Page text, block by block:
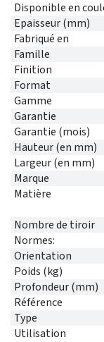
Disponible en
Epaisseur (mm)
Fabriqué en
Famille
Finition
Format
Gamme
Garantie
Garantie (mois)
Hauteur (en mm)
Largeur (en mm)
Marque
Matière
Nombre de tiroir
Normes:
Orientation
Poids (kg)
Profondeur (mm)
Référence
Type
Utilisation